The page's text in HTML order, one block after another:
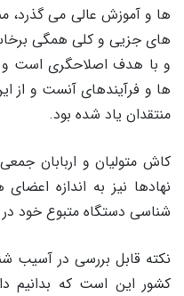
ها و آموزش عالی می گذرد،
های جزیی و کلی همگی
و با هدف اصلاحگری است و
ها و فرآیندهای آنست و از
منتقدان یاد شده بود.
کاش متولیان و اربابان
نهادها نیز به اندازه
شناسی دستگاه متبوع خود
نکته قابل بررسی در آسیب
کشور این است که بدانیم